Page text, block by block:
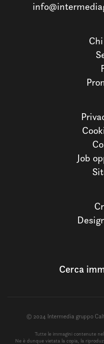
Job
Cerca
© 2024 Intermedia gruppo
Tutte le immagini contenute
Ne è dunque vietata la copia, la